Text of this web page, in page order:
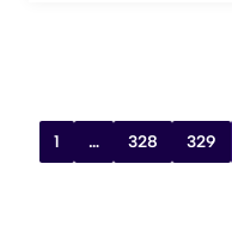
1 … 328 329